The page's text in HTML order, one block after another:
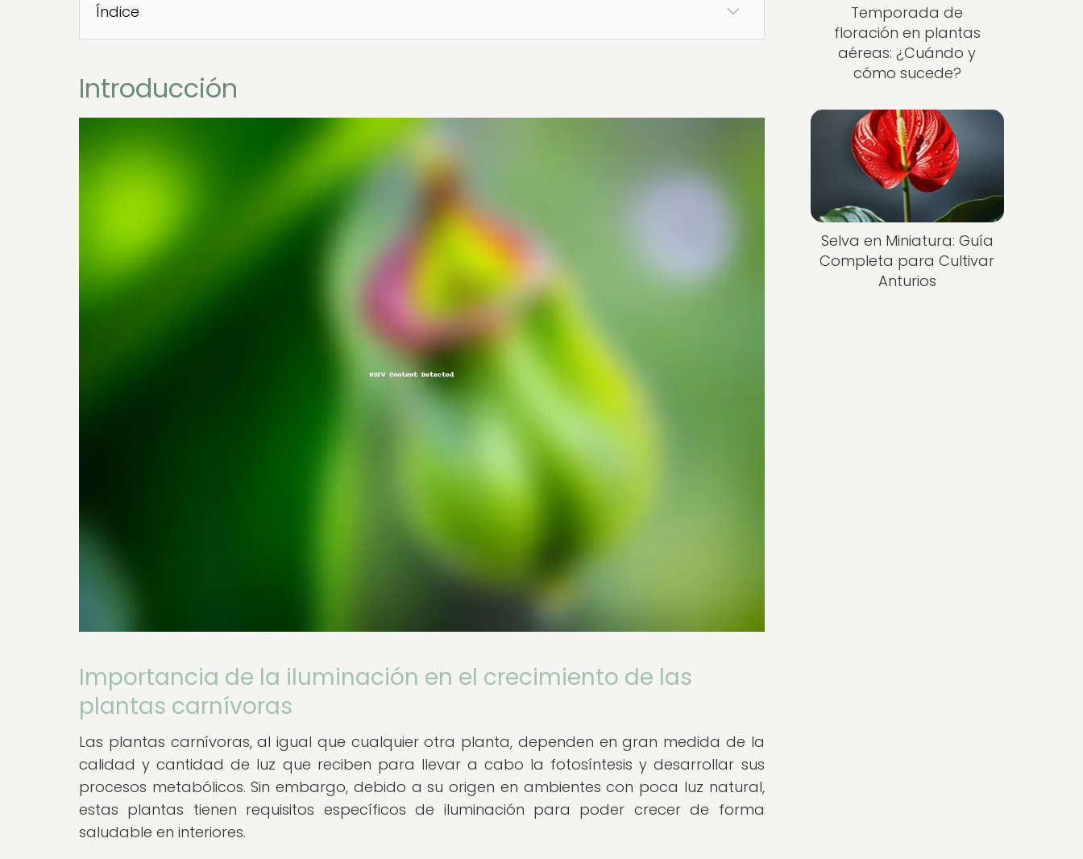
Índice
Introducción
Importancia de la iluminación en el crecimiento de las
plantas carnívoras
Las plantas carnívoras, al igual que cualquier otra planta, dependen en gran medida de la
calidad y cantidad de luz que reciben para llevar a cabo la fotosíntesis y desarrollar sus
procesos metabólicos. Sin embargo, debido a su origen en ambientes con poca luz natural,
estas plantas tienen requisitos específicos de iluminación para poder crecer de forma
saludable en interiores.
Temporada de
floración en plantas
aéreas: ¿Cuándo y
cómo sucede?
Selva en Miniatura: Guía
Completa para Cultivar
Anturios